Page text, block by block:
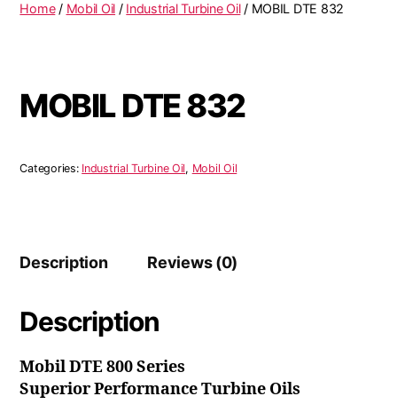
Home/ Mobil Oil / Industrial Turbine Oil/ MOBIL DTE 832
MOBIL DTE 832
Categories: Industrial Turbine Oil, Mobil Oil
Description Reviews (0)
Description
Mobil DTE 800 Series
Superior Performance Turbine Oils